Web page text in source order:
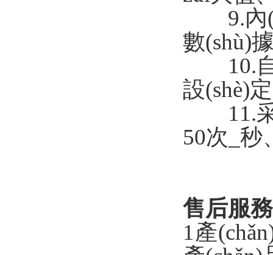
9.內
數(shù)據
10.自
設(shè)
11.采樣
50次_秒
售后服
1產